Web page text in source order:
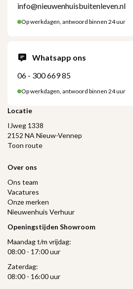
info@nieuwenhuisbuitenleven.nl
Op werkdagen, antwoord binnen 24 uur
Whatsapp ons
06 - 300 669 85
Op werkdagen, antwoord binnen 24 uur
Locatie
IJweg 1338
2152 NA Nieuw-Vennep
Toon route
Over ons
Ons team
Vacatures
Onze merken
Nieuwenhuis Verhuur
Openingstijden Showroom
Maandag t/m vrijdag:
08:00 - 17:00 uur
Zaterdag:
08:00 - 16:00 uur